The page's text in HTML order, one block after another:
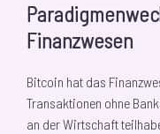
Finanzwesen
Bitcoin hat das
Transaktionen ohne
an der Wirtschaft